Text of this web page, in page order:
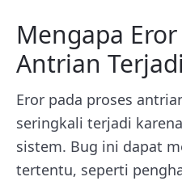
Mengapa
Antrian
Eror pada proses
seringkali terjadi
sistem. Bug ini dapat
tertentu, seperti